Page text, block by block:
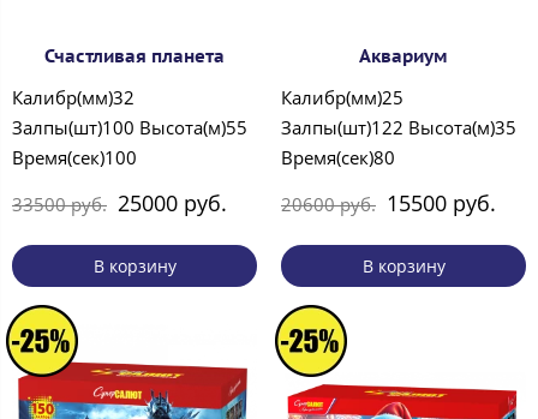
Счастливая планета
Калибр(мм)32
Залпы(шт)100 Высота(м)55
Время(сек)100
33500 руб. 25000 руб.
В корзину
Аквариум
Калибр(мм)25
Залпы(шт)122 Высота(м)35
Время(сек)80
20600 руб. 15500 руб.
В корзину